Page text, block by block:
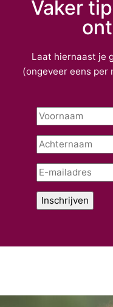
Vaker
Laat hiernaast je
(ongeveer eens per